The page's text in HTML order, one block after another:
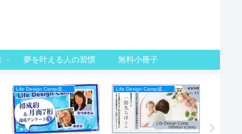
夢を叶える人の習慣 無料小冊子
Life Design Camp成果事例 Life Design Camp成果事例